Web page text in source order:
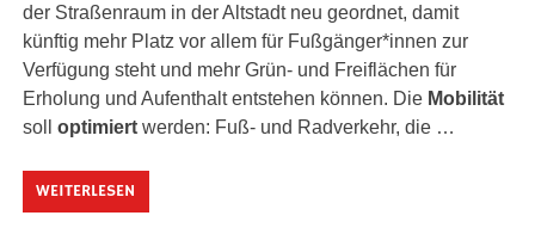
der Straßenraum in der Altstadt neu geordnet, damit
künftig mehr Platz vor allem für Fußgänger*innen zur
Verfügung steht und mehr Grün- und Freiflächen für
Erholung und Aufenthalt entstehen können. Die Mobilität
solloptimiert werden: Fuß- und Radverkehr, die …
WEITERLESEN